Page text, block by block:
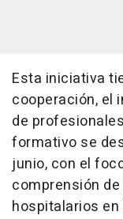
Esta iniciativa
cooperación, el
de
formativo se
junio, con el
comprensión
hospitalarios en